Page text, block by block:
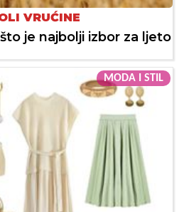
VRUĆINE
je najbolji izbor za ljeto
MODA I STIL